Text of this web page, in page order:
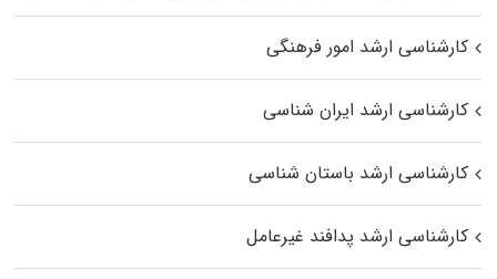
کارشناسی ارشد امور فرهنگی
کارشناسی ارشد ایران شناسی
کارشناسی ارشد باستان شناسی
کارشناسی ارشد پدافند غیرعامل